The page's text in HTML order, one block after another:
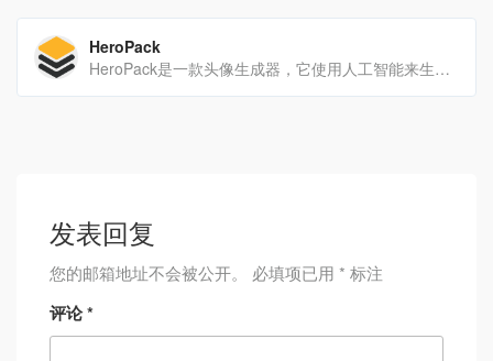
HeroPack
HeroPack是一款头像生成器，它使用人工智能来生成受电子游戏启发的头像。
发表回复
您的邮箱地址不会被公开。 必填项已用 * 标注
评论*